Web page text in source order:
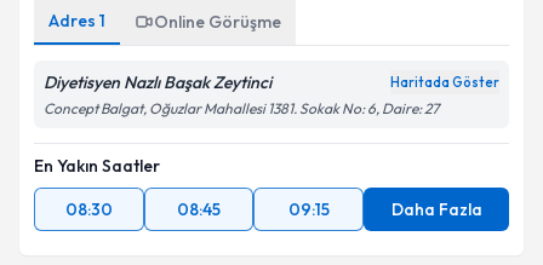
Adres 1 Online Görüşme
Diyetisyen Nazlı Başak Zeytinci Haritada Göster
Concept Balgat, Oğuzlar Mahallesi 1381. Sokak No: 6, Daire: 27
En Yakın Saatler
08:30
08:45 09:15 Daha Fazla